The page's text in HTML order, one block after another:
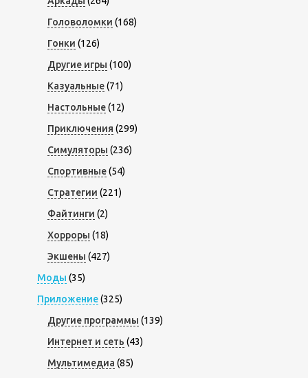
Головоломки (168)
Гонки (126)
Другие игры (100)
Казуальные(71)
Настольные(12)
Приключения (299)
Симуляторы (236)
Спортивные(54)
Стратегии (221)
Файтинги (2)
Хорроры (18)
Экшены (427)
Моды (35)
Приложение(325)
Другие программы (139)
Интернет и сеть (43)
Мультимедиа (85)